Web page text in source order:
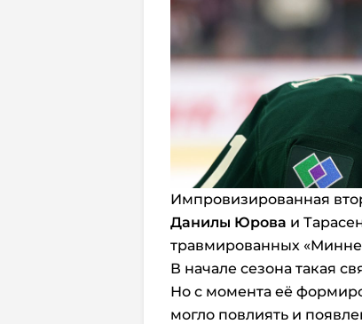
Импровизированная
Данилы Юрова и
травмированных
В начале сезона такая
Но с момента её
могло повлиять и